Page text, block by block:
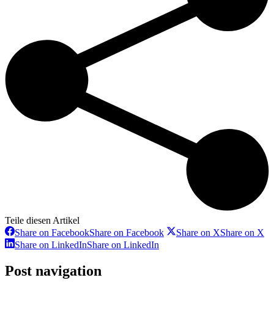
Teile diesen Artikel
Share on FacebookShare on Facebook Share on XShare on X
Share on LinkedInShare on LinkedIn
Post navigation